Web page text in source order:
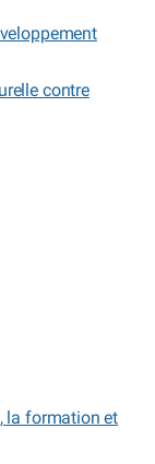
contre
la formation et